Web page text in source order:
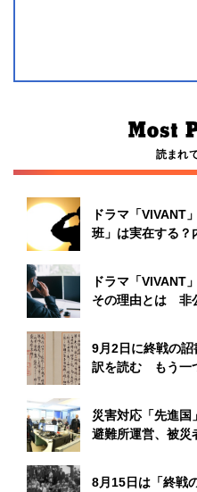
読まれ
ドラマ「VIVANT
班」は実在する？
ドラマ「VIVANT
その理由とは 非
9月2日に終戦の
訳を読む もう一
災害対応「先進
避難所運営、被災
8月15日は「終戦